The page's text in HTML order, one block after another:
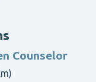
Counselor